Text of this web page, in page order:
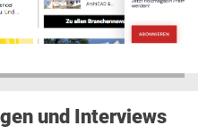
und Interviews